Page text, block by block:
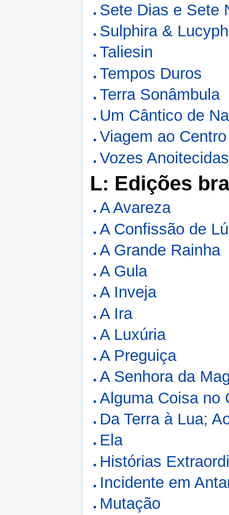
Sete Dias e Sete
Sulphira &
Taliesin
Tempos Duros
Terra Sonâmbula
Um Cântico de
Viagem ao
Vozes Anoitecidas
L: Edições
A Avareza
A Confissão de
A Grande Rainha
A Gula
A Inveja
A Ira
A Luxúria
A Preguiça
A Senhora da
Alguma Coisa no
Da Terra à Lua;
Ela
Histórias
Incidente em
Mutação